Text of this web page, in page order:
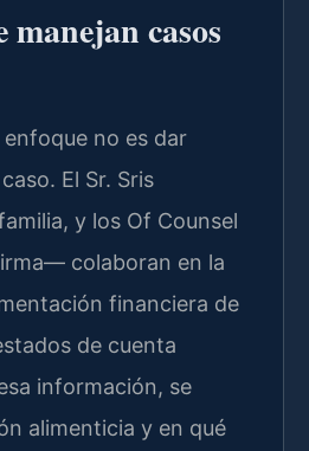
casos
no es dar
El Sr. Sris
y los Of Counsel
colaboran en la
financiera de
de cuenta
información, se
alimenticia y en qué